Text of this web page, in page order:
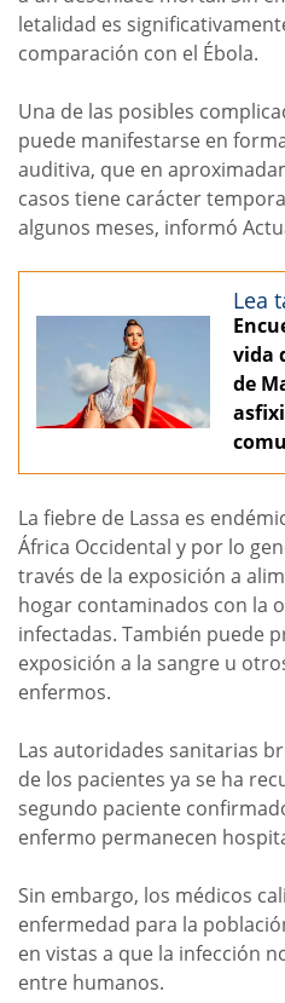
letalidad es
comparación con el Ébola.
Una de las posibles
puede manifestarse en
auditiva, que en
casos tiene carácter
algunos meses, informó
Lea
vida
de
La fiebre de Lassa es
África Occidental y por lo
través de la exposición a
hogar contaminados con la
infectadas. También puede
exposición a la sangre u
enfermos.
Las autoridades sanitarias
de los pacientes ya se ha
segundo paciente
enfermo permanecen
Sin embargo, los médicos
enfermedad para la
en vistas a que la infección
entre humanos.